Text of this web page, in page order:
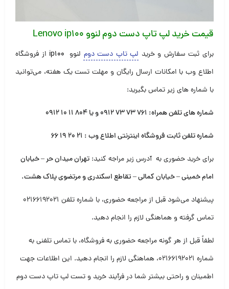
قیمت خرید لپ تاپ دست دوم لنوو Lenovo ip100
برای ثبت سفارش و خرید لپ تاپ دست دوم لنوو
از فروشگاه
اطلاع وب با امکانات ارسال رایگان و مهلت تست یک هفته، می‌توانید
با شماره های زیر تماس بگیرید:
شماره های تلفن همراه: ۷۶۱ ۷۳ ۷۳ ۰۹۱۲ و یا۸۰۴ ۱۱ ۱۰ ۰۹۱۲
شماره تلفن ثابت فروشگاه اینترنتی اطلاع وب : ۲۱ ۲۰ ۱۹ ۶۶
برای خرید حضوری به آدرس زیر مراجه کنید: تهران میدان حر – خیابان
امام خمینی – خیابان کمالی – تقاطع اسکندری و مرتضوی پلاک هشت.
پیشنهاد می‌شود قبل از مراجعه حضوری، با شماره تلفن ۰۲۱۶۶۱۹۲۰۲۱
تماس گرفته و هماهنگی لازم را انجام دهید.
لطفاً قبل از هر گونه مراجعه حضوری به فروشگاه، با تماس تلفنی به
شماره ۰۲۱۶۶۱۹۲۰۲۱، هماهنگی لازم را انجام دهید. این اطلاعات جهت
اطمینان و راحتی بیشتر شما در فرآیند خرید و تست لپ تاپ دست دوم